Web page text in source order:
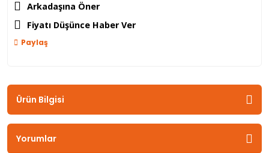
Arkadaşına Öner
Fiyatı Düşünce Haber Ver
Paylaş
Ürün Bilgisi
Yorumlar